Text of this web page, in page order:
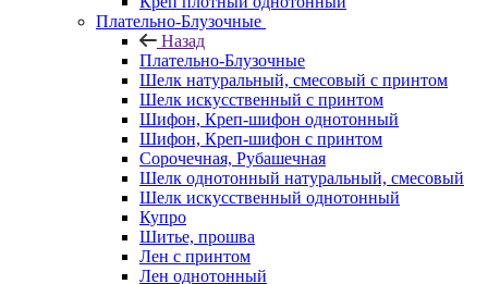
Плательно-Блузочные
Назад
Плательно-Блузочные
Шелк натуральный, смесовый с принтом
Шелк искусственный с принтом
Шифон, Креп-шифон однотонный
Шифон, Креп-шифон с принтом
Сорочечная, Рубашечная
Шелк однотонный натуральный, смесовый
Шелк искусственный однотонный
Купро
Шитье, прошва
Лен с принтом
Лен однотонный